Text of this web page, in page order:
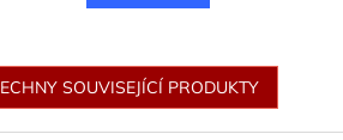
SOUVISEJÍCÍ PRODUKTY